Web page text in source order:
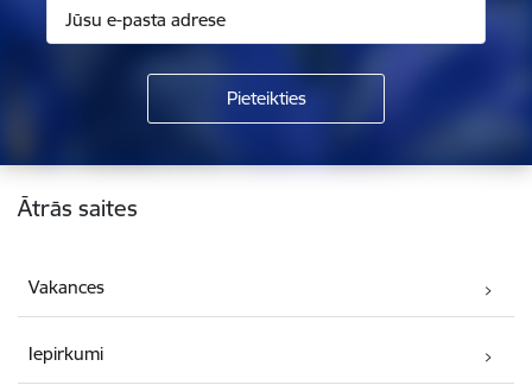
Kājene
Ātrās saites
Vakances
Iepirkumi